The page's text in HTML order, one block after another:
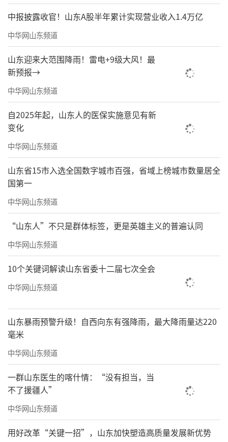
中报披露收官！山东A股半年累计实现营业收入1.4万亿
中华网山东频道
山东迎来大范围降雨！雷电+9级大风！最
新预报→
中华网山东频道
自2025年起，山东人的医保实施意见有新
变化
中华网山东频道
山东省15市入选全国数字城市百强，省域上榜城市数量居全
国第一
中华网山东频道
“山东人”不只是群体标签，更是英雄主义的普遍认同
中华网山东频道
10个关键词解读山东省委十二届七次全会
中华网山东频道
山东暴雨预警升级！自西向东有强降雨，最大降雨量达220
毫米
中华网山东频道
一群山东医生的喀什情：“没有担当，当
不了援疆人”
中华网山东频道
用好改革“关键一招”，山东加快塑造高质量发展新优势